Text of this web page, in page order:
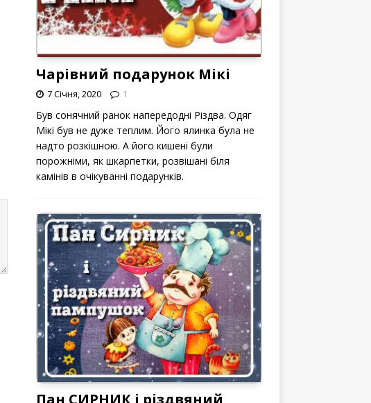
Чарівний подарунок Мікі
7 Січня, 2020 1
Був сонячний ранок напередодні Різдва. Одяг
Мікі був не дуже теплим. Його ялинка була не
надто розкішною. А його кишені були
порожніми, як шкарпетки, розвішані біля
камінів в очікуванні подарунків.
Пан СИРНИК і різдвяний